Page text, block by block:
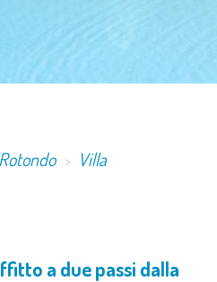
Villa
a due passi dalla